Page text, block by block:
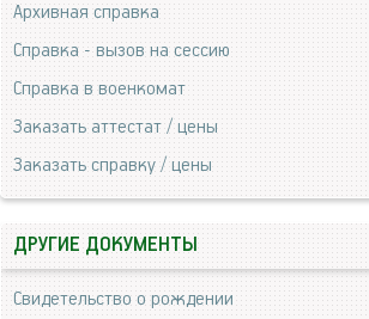
Архивная справка
Справка - вызов на сессию
Справка в военкомат
Заказать аттестат / цены
Заказать справку / цены
ДРУГИЕ ДОКУМЕНТЫ
Свидетельство о рождении